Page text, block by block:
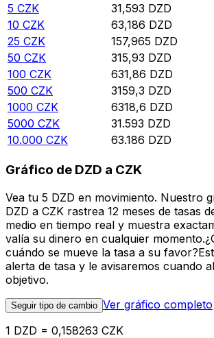
5 CZK 31,593 DZD
10 CZK 63,186 DZD
25 CZK 157,965 DZD
50 CZK 315,93 DZD
100 CZK 631,86 DZD
500 CZK 3159,3 DZD
1000 CZK 6318,6 DZD
5000 CZK 31.593 DZD
10.000 CZK 63.186 DZD
Gráfico de DZD a CZK
Vea tu 5 DZD en movimiento. Nuestro
DZD a CZK rastrea 12 meses de tasas
medio en tiempo real y muestra
valía su dinero en cualquier
cuándo se mueve la tasa a su
alerta de tasa y le avisaremos cuando
objetivo.
Seguir tipo de cambio Ver gráfico completo
1 DZD = 0,158263 CZK